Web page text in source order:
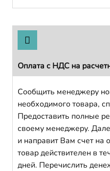
Оплата с НДС на
Сообщить менеджеру
необходимого товара,
Предоставить полные
своему менеджеру.
и направит Вам счет на
товар действителен в
дней. Перечислить